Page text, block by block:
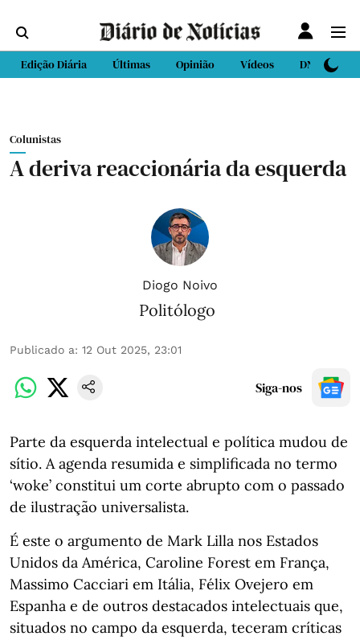
Edição Diária Últimas Opinião Vídeos DN Sport
Colunistas
A deriva reaccionária da esquerda
Diogo Noivo
Politólogo
Publicado a: 12 Out 2025, 23:01
Siga-nos
Parte da esquerda intelectual e política mudou de
sítio. A agenda resumida e simplificada no termo
‘woke’ constitui um corte abrupto com o passado
de ilustração universalista.
É este o argumento de Mark Lilla nos Estados
Unidos da América, Caroline Forest em França,
Massimo Cacciari em Itália, Félix Ovejero em
Espanha e de outros destacados intelectuais que,
situados no campo da esquerda, teceram críticas